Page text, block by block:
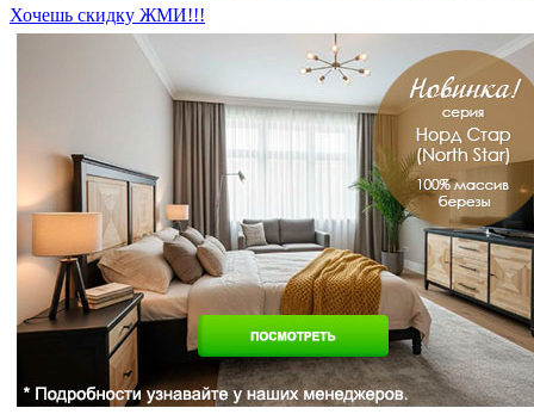
Хочешь скидку ЖМИ!!!